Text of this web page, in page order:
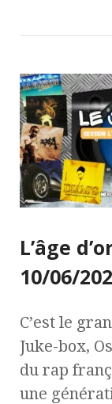
L’âge
10/06/
C’est le
Juke-box,
du rap
une